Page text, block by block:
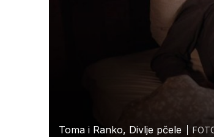
Toma i Ranko, Divlje pčele